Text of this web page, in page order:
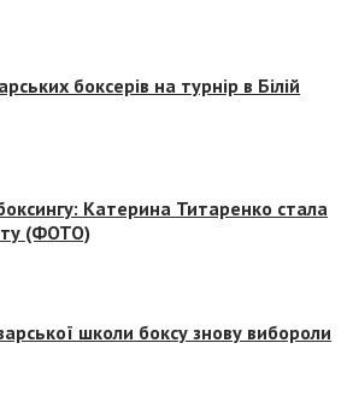
боксерів на турнір в Білій
Катерина Титаренко стала
(ФОТО)
школи боксу знову вибороли